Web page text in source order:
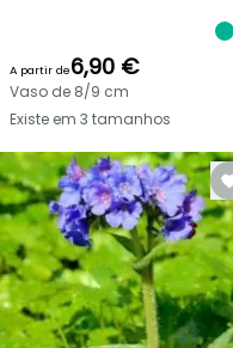
VENDAS
RELÂMPAGO
ATÉ
30%
DE
A partir de6,90 €
Vaso de 8/9 cm
Existe em 3 tamanhos